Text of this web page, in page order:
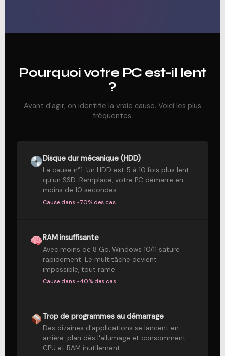
Pourquoi votre PC est-il lent
?
Avant d'agir, on identifie la vraie cause. Voici les plus
fréquentes.
Disque dur mécanique (HDD)
La cause n°1. Un HDD est 5 à 10 fois plus lent
qu'un SSD. Remplacé, votre PC démarre en
moins de 10 secondes.
Cause dans ~70% des cas
RAM insuffisante
Avec moins de 8 Go, Windows 10/11 sature
rapidement. Le multitâche devient
impossible, tout rame.
Cause dans ~40% des cas
Trop de programmes au démarrage
Des dizaines d'applications se lancent en
arrière-plan dès l'allumage et consomment
CPU et RAM inutilement.